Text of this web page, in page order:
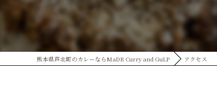
熊本県芦北町のカレーならMaDR Curry and GuLP アクセス